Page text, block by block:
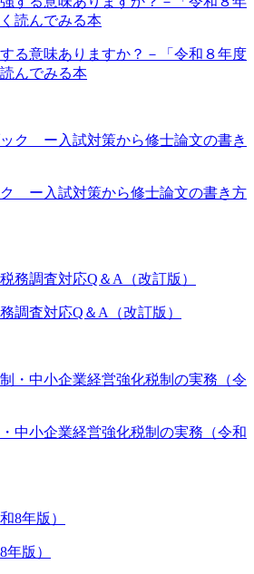
る意味ありますか？－「令和８年度
んでみる本
ー入試対策から修士論文の書き方
調査対応Q＆A（改訂版）
中小企業経営強化税制の実務（令和
版）